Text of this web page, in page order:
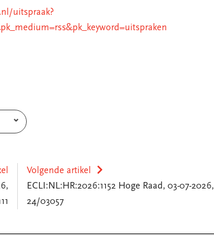
uitspraak?
Volgende artikel
ECLI:NL:HR:2026:1152 Hoge Raad, 03-07-2026,
24/03057